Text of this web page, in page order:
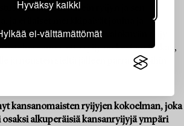
Hyväksy kaikki
ei-välttämättömät
suunniteltiin usein ryijyn ja sen
ja erilaiset merkkipäivät joulua ja
perhe-albumien valokuviin ryijy
sanoa, että ryijy on kestänyt aikaa,
ja nousten sieltä jälleen parrasvaloihin
kansanomaisten ryijyjen kokoelman, joka
alkuperäisiä kansanryijyjä ympäri